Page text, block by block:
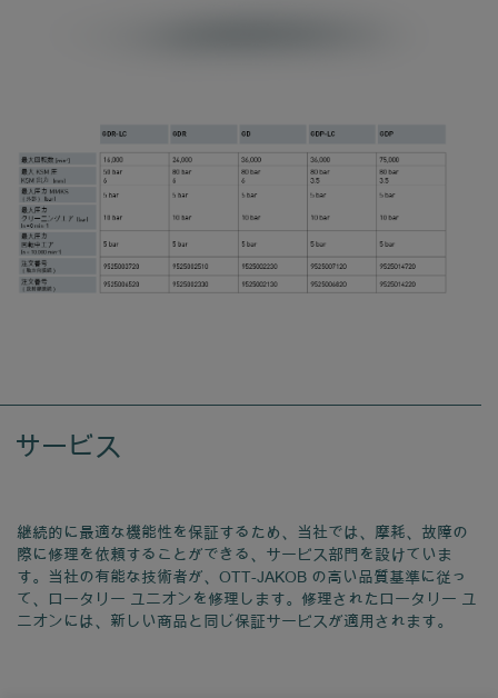
サービス
継続的に最適な機能性を保証するため、当社では、摩耗、故障の
際に修理を依頼することができる、サービス部門を設けていま
す。当社の有能な技術者が、OTT-JAKOB の高い品質基準に従っ
て、ロータリー ユニオンを修理します。修理されたロータリー ユ
ニオンには、新しい商品と同じ保証サービスが適用されます。